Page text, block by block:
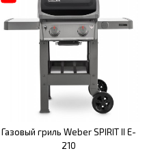
Газовый гриль Weber SPIRIT II E-
210